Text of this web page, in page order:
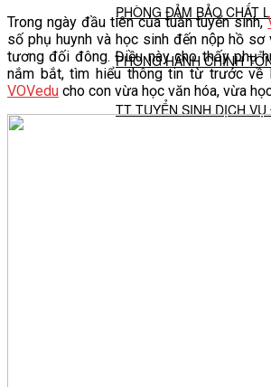
PHÒNG ĐẢM BẢO CHẤT
PHÒNG HÀNH CHÍNH
TT TUYỂN SINH DỊCH VỤ
Trong ngày đầu tiên của tuần tuyển sinh,
số phụ huynh và học sinh đến nộp hồ
tương đối đông. Điều này cho thấy phụ
nắm bắt, tìm hiểu thông tin từ trước về
VOVedu cho con vừa học văn hóa, vừa